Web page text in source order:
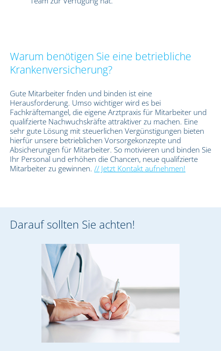
Warum benötigen Sie eine betriebliche
Krankenversicherung?
Gute Mitarbeiter fnden und binden ist eine
Herausforderung. Umso wichtiger wird es bei
Fachkräftemangel, die eigene Arztpraxis für Mitarbeiter und
qualifzierte Nachwuchskräfte attraktiver zu machen. Eine
sehr gute Lösung mit steuerlichen Vergünstigungen bieten
hierfür unsere betrieblichen Vorsorgekonzepte und
Absicherungen für Mitarbeiter. So motivieren und binden Sie
Ihr Personal und erhöhen die Chancen, neue qualifzierte
Mitarbeiter zu gewinnen. // Jetzt Kontakt aufnehmen!
Darauf sollten Sie achten!